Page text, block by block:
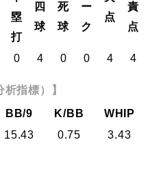
塁
打
四
球
死
球
ー
ク
点
責
点
0 4 0 0 4 4
指標）】
BB/9 K/BB
WHIP
15.43 0.75 3.43